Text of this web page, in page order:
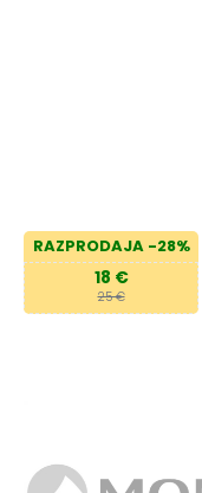
RAZPRODAJA -28%
18 €
25 €